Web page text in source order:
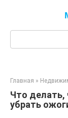
Главная »
Что делать,
убрать